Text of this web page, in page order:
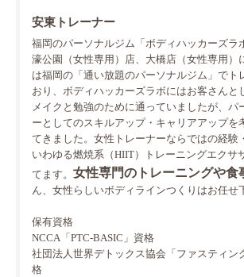
安東トレーナー
福岡のパーソナルジム「ボディハッカーズラ
濠公園（女性専用）店、大橋店（女性専用）
は福岡の「通い放題のパーソナルジム」でト
おり、ボディハッカーズラボにはお客さんと
メイクと勉強のために通っていましたが、パ
ーとしてのスキルアップ・キャリアアップを
てきました。女性トレーナーならではの経験
いわゆる燃焼系（HIIT）トレーニングエクサ
てます。 女性専門のトレーニングや食
ん、女性らしいボディラインつくりはお任せ
保有資格
NCCA「PTC-BASIC」資格
社団法人世界デトックス協会「ファスティン
格